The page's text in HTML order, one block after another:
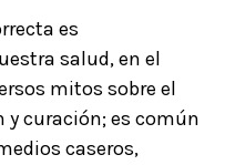
es
salud, en el
mitos sobre el
y curación; es común
caseros,